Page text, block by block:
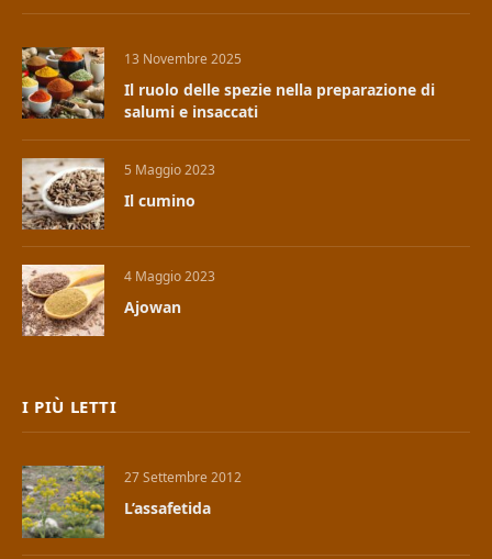
13 Novembre 2025
Il ruolo delle spezie nella preparazione di
salumi e insaccati
5 Maggio 2023
Il cumino
4 Maggio 2023
Ajowan
I PIÙ LETTI
27 Settembre 2012
L’assafetida